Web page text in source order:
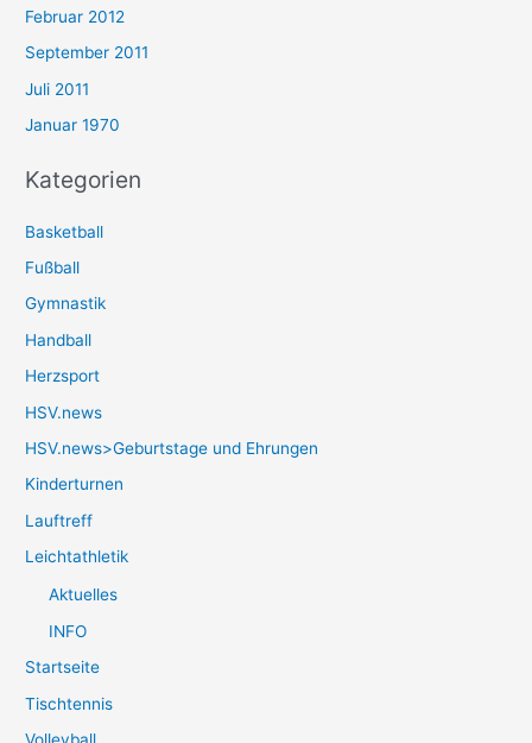
Februar 2012
September 2011
Juli 2011
Januar 1970
Kategorien
Basketball
Fußball
Gymnastik
Handball
Herzsport
HSV.news
HSV.news>Geburtstage und Ehrungen
Kinderturnen
Lauftreff
Leichtathletik
Aktuelles
INFO
Startseite
Tischtennis